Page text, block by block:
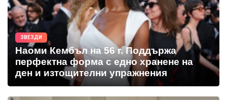
ЗВЕЗДИ
Наоми Кембъл на 56 г. Поддържа
перфектна форма с едно хранене на
ден и изтощителни упражнения